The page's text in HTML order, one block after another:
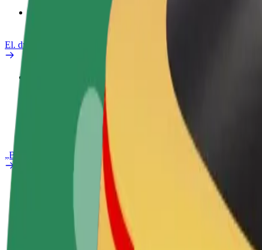
El. dviračiai
Pranešti apie problemą
„Bolt Plus“
Kaip prisijungti